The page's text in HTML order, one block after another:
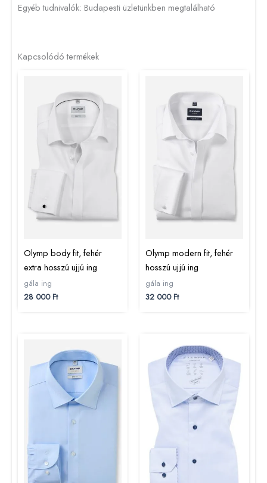
Egyéb tudnivalók: Budapesti üzletünkben megtalálható
Kapcsolódó termékek
Olymp body fit, fehér
extra hosszú ujjú ing
gála ing
28 000Ft
Olymp modern fit, fehér
hosszú ujjú ing
gála ing
32 000Ft